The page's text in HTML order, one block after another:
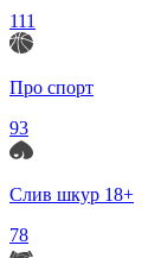
111
Про спорт
93
Слив шкур 18+
78